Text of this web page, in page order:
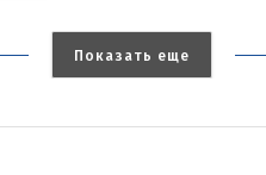
Показать еще